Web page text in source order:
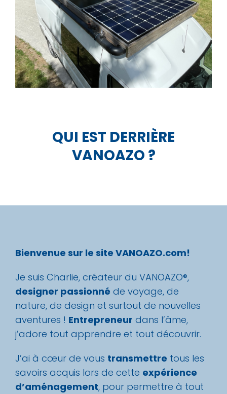
QUI EST DERRIÈRE
VANOAZO ?
Bienvenue sur le site VANOAZO.com!
Je suis Charlie, créateur du VANOAZO®,
designer passionné de voyage, de
nature, de design et surtout de nouvelles
aventures ! Entrepreneur dans l’âme,
j’adore tout apprendre et tout découvrir.
J’ai à cœur de vous transmettre tous les
savoirs acquis lors de cette expérience
d’aménagement, pour permettre à tout